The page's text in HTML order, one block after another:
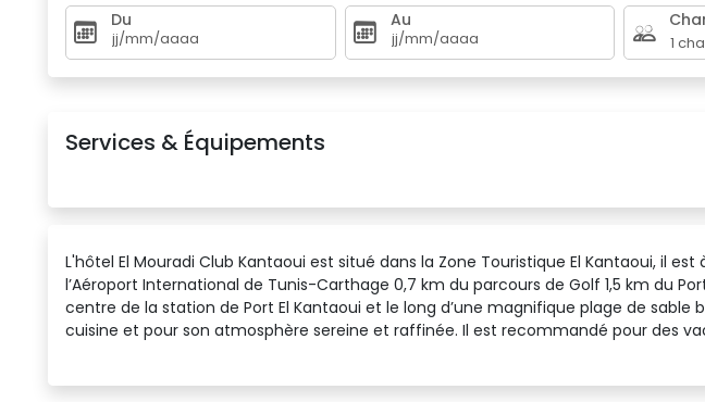
Du Au
1
Services & Équipements
L'hôtel El Mouradi Club Kantaoui est situé dans la Zone Touristique El Kantaoui, il
l’Aéroport International de Tunis-Carthage 0,7 km du parcours de Golf 1,5 km du
centre de la station de Port El Kantaoui et le long d’une magnifique plage de
cuisine et pour son atmosphère sereine et raffinée. Il est recommandé pour des